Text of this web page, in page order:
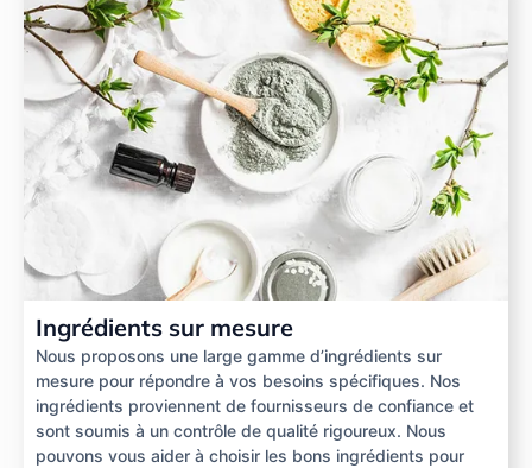
Ingrédients sur mesure
Nous proposons une large gamme d’ingrédients sur
mesure pour répondre à vos besoins spécifiques. Nos
ingrédients proviennent de fournisseurs de confiance et
sont soumis à un contrôle de qualité rigoureux. Nous
pouvons vous aider à choisir les bons ingrédients pour